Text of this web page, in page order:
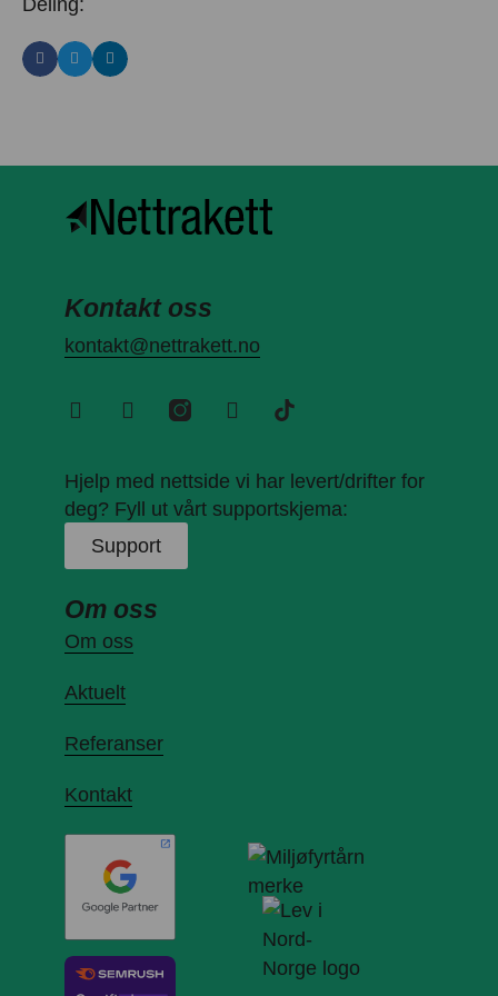
Deling:
Kontakt oss
kontakt@nettrakett.no
Hjelp med nettside vi har levert/drifter for
deg? Fyll ut vårt supportskjema:
Support
Om oss
Om oss
Aktuelt
Referanser
Kontakt